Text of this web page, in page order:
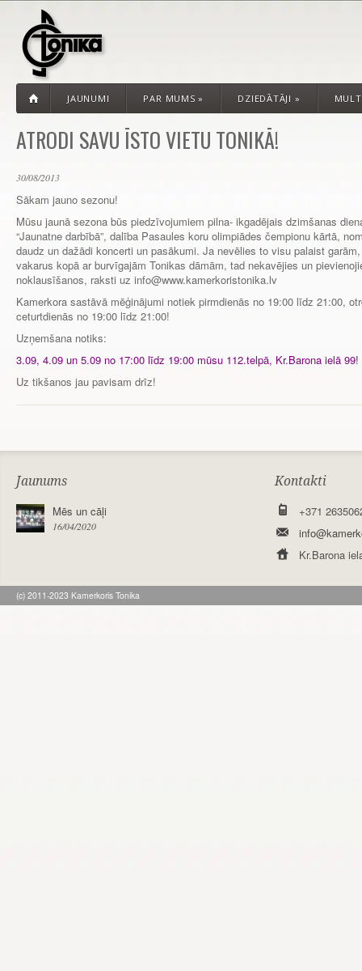
JAUNUMI PAR MUMS » DZIEDĀTĀJI »
ATRODI SAVU ĪSTO VIETU TONIKĀ!
30/08/2013
Sākam jauno sezonu!
Mūsu jaunā sezona būs piedzīvojumiem pilna- ikgadējais dzimšanas
“Jaunatne darbībā”, dalība Pasaules koru olimpiādes čempionu kārtā,
daudz un dažādi koncerti un pasākumi. Ja nevēlies to visu palaist
vakarus kopā ar burvīgajām Tonikas dāmām, tad nekavējies un
noklausīšanos, raksti uz info@www.kamerkoristonika.lv
Kamerkora sastāvā mēģinājumi notiek pirmdienās no 19:00 līdz 21:00,
ceturtdienās no 19:00 līdz 21:00!
Uzņemšana notiks:
3.09, 4.09 un 5.09 no 17:00 līdz 19:00 mūsu 112.telpā, Kr.Barona ielā 99!
Uz tikšanos jau pavisam drīz!
Jaunums
Mēs un cāļi
16/04/2020
Kontakti
+371
Kr.Barona
(c) 2011-2023 Kamerkoris Tonika